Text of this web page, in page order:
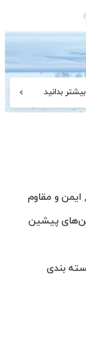
بدانید
و مقاوم
پیشین
بندی